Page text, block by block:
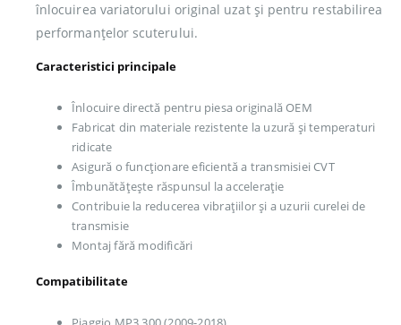
înlocuirea variatorului original uzat și pentru restabilirea
performanțelor scuterului.
Caracteristici principale
Înlocuire directă pentru piesa originală OEM
Fabricat din materiale rezistente la uzură și temperaturi
ridicate
Asigură o funcționare eficientă a transmisiei CVT
Îmbunătățește răspunsul la accelerație
Contribuie la reducerea vibrațiilor și a uzurii curelei de
transmisie
Montaj fără modificări
Compatibilitate